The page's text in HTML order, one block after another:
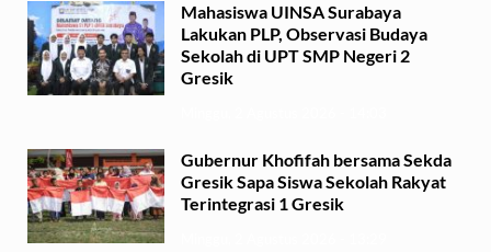
Mahasiswa UINSA Surabaya
Lakukan PLP, Observasi Budaya
Sekolah di UPT SMP Negeri 2
Gresik
Gubernur Khofifah bersama Sekda
Gresik Sapa Siswa Sekolah Rakyat
Terintegrasi 1 Gresik